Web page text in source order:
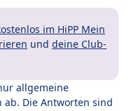
im HiPP Mein
und deine Club-
allgemeine
Die Antworten sind